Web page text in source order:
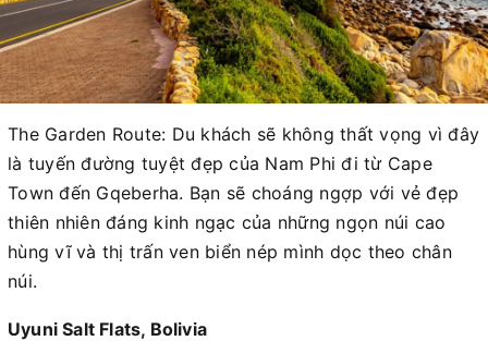
The Garden Route: Du khách sẽ không thất vọng vì đây
là tuyến đường tuyệt đẹp của Nam Phi đi từ Cape
Town đến Gqeberha. Bạn sẽ choáng ngợp với vẻ đẹp
thiên nhiên đáng kinh ngạc của những ngọn núi cao
hùng vĩ và thị trấn ven biển nép mình dọc theo chân
núi.
Uyuni Salt Flats, Bolivia